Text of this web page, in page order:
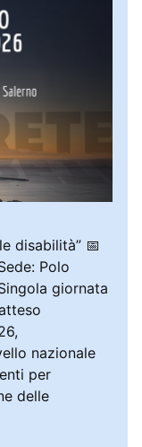
disabilità” 📅
Polo
giornata
nazionale
per
delle